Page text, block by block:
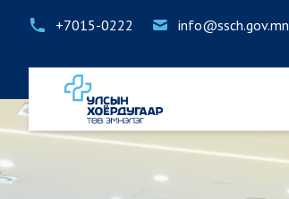
+7015-0222 info@ssch.gov.mn